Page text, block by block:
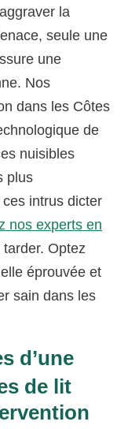
la
seule une
une
Nos
dans les Côtes
de
nuisibles
plus
intrus dicter
nos experts en
tarder. Optez
éprouvée et
sain dans les
d’une
de lit